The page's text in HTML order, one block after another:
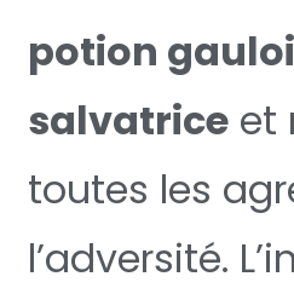
potion
salvatriceet
toutes les
l’adversité.